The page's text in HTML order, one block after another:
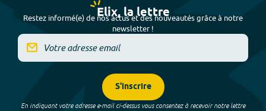
Elix, la lettre
Restez informé(e) de nos actus et des nouveautés grâce à notre
newsletter !
S'inscrire
En indiquant votre adresse e-mail ci-dessus vous consentez à recevoir notre lettre